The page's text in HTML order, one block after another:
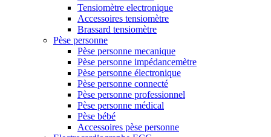
Tensiomètre electronique
Accessoires tensiomètre
Brassard tensiomètre
Pèse personne
Pèse personne mecanique
Pèse personne impédancemètre
Pèse personne électronique
Pèse personne connecté
Pèse personne professionnel
Pèse personne médical
Pèse bébé
Accessoires pèse personne